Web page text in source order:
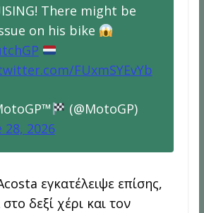
There might be
on his bike
FUxmSYEvYb
(@MotoGP)
28, 2026
εγκατέλειψε επίσης,
δεξί χέρι και τον